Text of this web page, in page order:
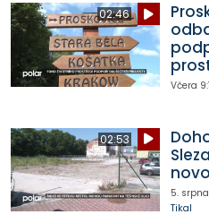
02:46
Včera
02:53
5.
Tikal